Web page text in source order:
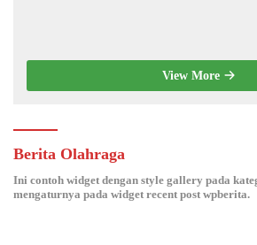
View More
Berita Olahraga
Ini contoh widget dengan style gallery pada
mengaturnya pada widget recent post wpberita.